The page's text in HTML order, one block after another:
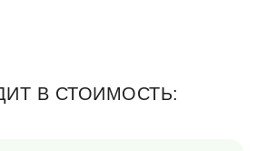
В СТОИМОСТЬ: